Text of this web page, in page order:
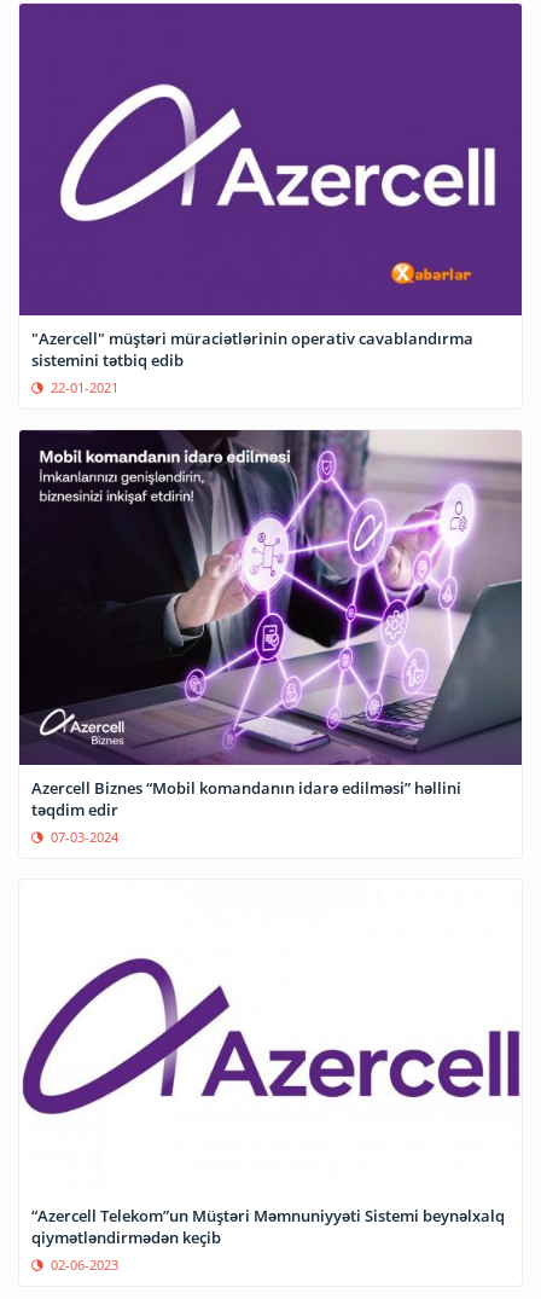
"Azercell" müştəri müraciətlərinin operativ cavablandırma
sistemini tətbiq edib
22-01-2021
Azercell Biznes “Mobil komandanın idarə edilməsi” həllini
təqdim edir
07-03-2024
“Azercell Telekom”un Müştəri Məmnuniyyəti Sistemi beynəlxalq
qiymətləndirmədən keçib
02-06-2023